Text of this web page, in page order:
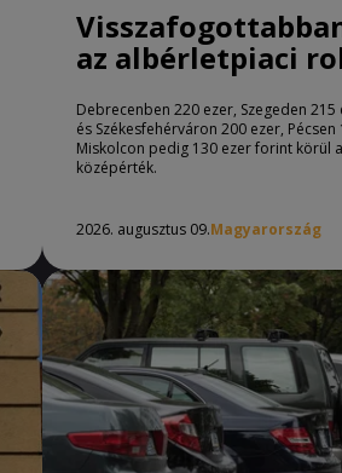
az albérletpiaci
Debrecenben 220 ezer, Szegeden 215
és Székesfehérváron 200 ezer, Pécsen
Miskolcon pedig 130 ezer forint körül
középérték.
2026. augusztus 09.Magyarország